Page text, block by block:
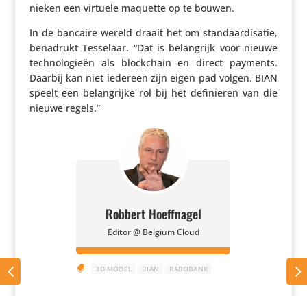
nieken een virtuele maquette op te bouwen.
In de bancaire wereld draait het om stan­daar­di­satie,
benadrukt Tesselaar. “Dat is belang­rijk voor nieuwe
tech­no­lo­gieën als block­chain en direct payments.
Daarbij kan niet iedereen zijn eigen pad volgen. BIAN
speelt een belang­rijke rol bij het defi­ni­ëren van die
nieuwe regels.”
Robbert Hoeffnagel
Editor @ Belgium Cloud
 3D-MODEL BIAN RABOBANK